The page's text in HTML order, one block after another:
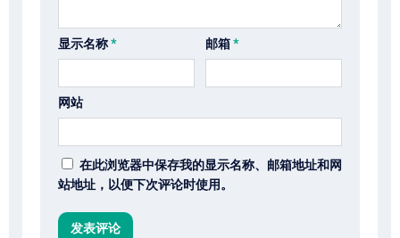
显示名称* 邮箱*
网站
在此浏览器中保存我的显示名称、邮箱地址和网
站地址，以便下次评论时使用。